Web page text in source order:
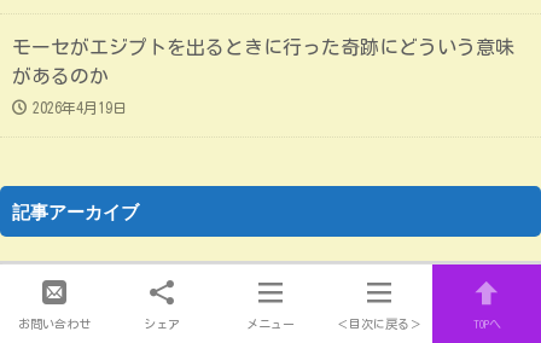
モーセがエジプトを出るときに行った奇跡にどういう意味
があるのか
2026年4月19日
記事アーカイブ
お問い合わせ シェア メニュー ＜目次に戻る＞ TOPへ